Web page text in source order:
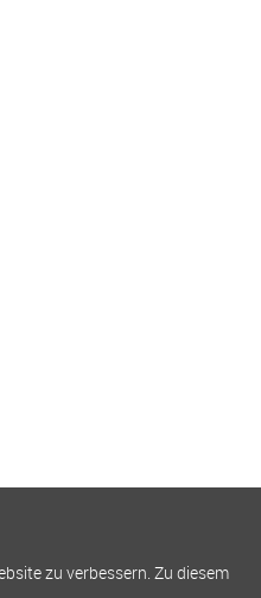
zu verbessern. Zu diesem